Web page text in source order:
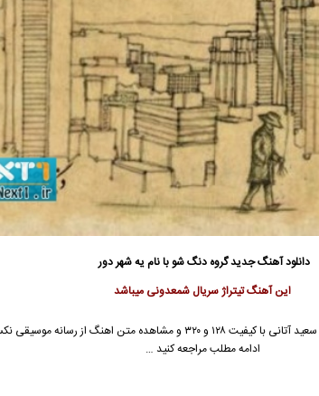
دانلود آهنگ جدیدگروه دنگ شوبا نام یه شهر دور
این آهنگ تیتراژ سریال شمعدونی میباشد
سعید آتانی
با کیفیت ۱۲۸ و ۳۲۰ و مشاهده متن اهنگ از رسانه
ادامه مطلب مراجعه کنید …